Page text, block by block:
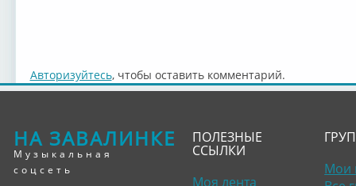
Авторизуйтесь, чтобы оставить комментарий.
НА ЗАВАЛИНКЕ
Музыкальная
соцсеть
ПОЛЕЗНЫЕ
ССЫЛКИ
Моя лента
Мои